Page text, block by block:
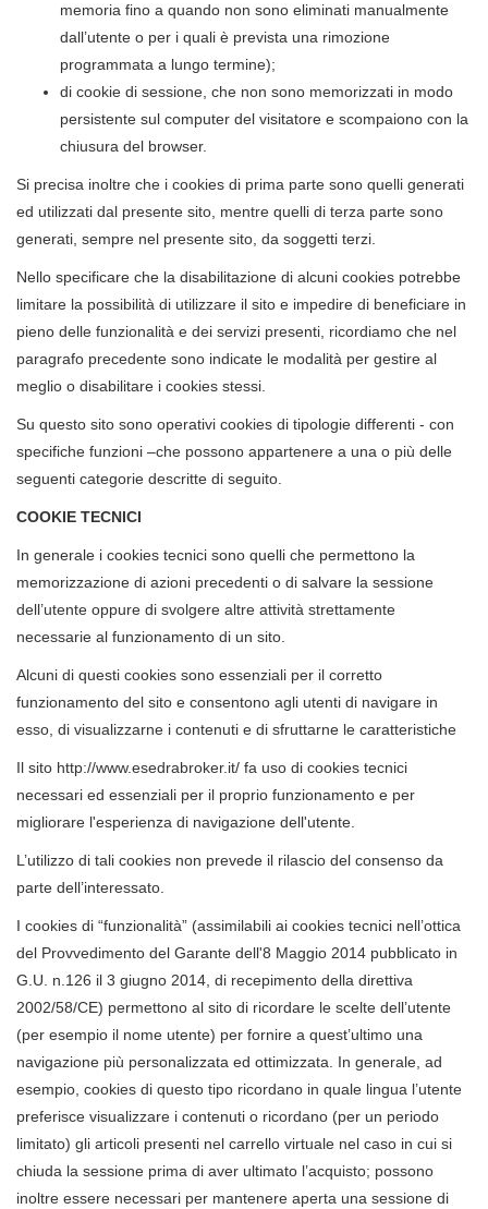
memoria fino a quando non sono eliminati manualmente
dall’utente o per i quali è prevista una rimozione
programmata a lungo termine);
di cookie di sessione, che non sono memorizzati in modo
persistente sul computer del visitatore e scompaiono con la
chiusura del browser.
Si precisa inoltre che i cookies di prima parte sono quelli generati
ed utilizzati dal presente sito, mentre quelli di terza parte sono
generati, sempre nel presente sito, da soggetti terzi.
Nello specificare che la disabilitazione di alcuni cookies potrebbe
limitare la possibilità di utilizzare il sito e impedire di beneficiare in
pieno delle funzionalità e dei servizi presenti, ricordiamo che nel
paragrafo precedente sono indicate le modalità per gestire al
meglio o disabilitare i cookies stessi.
Su questo sito sono operativi cookies di tipologie differenti - con
specifiche funzioni –che possono appartenere a una o più delle
seguenti categorie descritte di seguito.
COOKIE TECNICI
In generale i cookies tecnici sono quelli che permettono la
memorizzazione di azioni precedenti o di salvare la sessione
dell’utente oppure di svolgere altre attività strettamente
necessarie al funzionamento di un sito.
Alcuni di questi cookies sono essenziali per il corretto
funzionamento del sito e consentono agli utenti di navigare in
esso, di visualizzarne i contenuti e di sfruttarne le caratteristiche
Il sito http://www.esedrabroker.it/ fa uso di cookies tecnici
necessari ed essenziali per il proprio funzionamento e per
migliorare l'esperienza di navigazione dell'utente.
L’utilizzo di tali cookies non prevede il rilascio del consenso da
parte dell’interessato.
I cookies di “funzionalità” (assimilabili ai cookies tecnici nell’ottica
del Provvedimento del Garante dell'8 Maggio 2014 pubblicato in
G.U. n.126 il 3 giugno 2014, di recepimento della direttiva
2002/58/CE) permettono al sito di ricordare le scelte dell’utente
(per esempio il nome utente) per fornire a quest’ultimo una
navigazione più personalizzata ed ottimizzata. In generale, ad
esempio, cookies di questo tipo ricordano in quale lingua l’utente
preferisce visualizzare i contenuti o ricordano (per un periodo
limitato) gli articoli presenti nel carrello virtuale nel caso in cui si
chiuda la sessione prima di aver ultimato l’acquisto; possono
inoltre essere necessari per mantenere aperta una sessione di